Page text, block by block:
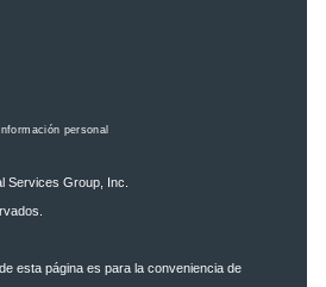
personal
Services Group, Inc.
esta página es para la conveniencia de